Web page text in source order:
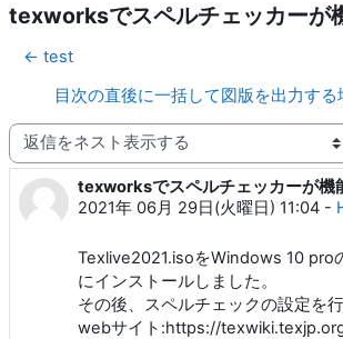
texworksでスペルチェッカーが
← test
目次の直後に一括して図版を出力す
表示モード
texworksでスペルチェッカーが機
2021年 06月 29日(火曜日) 11:04 -
返信数: 0
Texlive2021.isoをWindows 10 pro
にインストールしました。
その後、スペルチェックの設定を
webサイト:https://